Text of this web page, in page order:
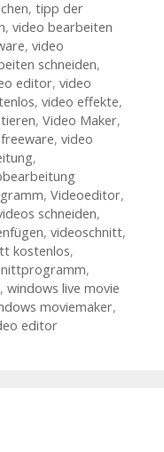
, tipp der
, video bearbeiten
, video
schneiden,
editor, video
, video effekte,
, Video Maker,
, video
,
, Videoeditor,
schneiden,
, videoschnitt,
kostenlos,
,
, windows live movie
moviemaker,
editor